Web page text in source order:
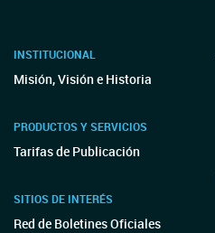
INSTITUCIONAL
Misión, Visión e Historia
PRODUCTOS Y SERVICIOS
Tarifas de Publicación
SITIOS DE INTERÉS
Red de Boletines Oficiales